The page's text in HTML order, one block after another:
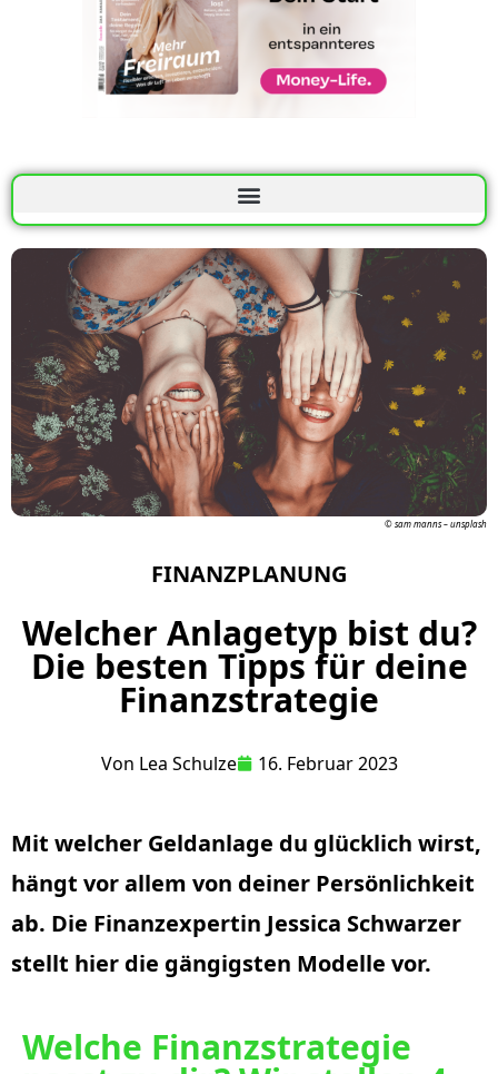
© sam manns – unsplash
FINANZPLANUNG
Welcher Anlagetyp bist du?
Die besten Tipps für deine
Finanzstrategie
Von Lea Schulze 16. Februar 2023
Mit welcher Geldanlage du glücklich wirst,
hängt vor allem von deiner Persönlichkeit
ab. Die Finanzexpertin Jessica Schwarzer
stellt hier die gängigsten Modelle vor.
Welche Finanzstrategie